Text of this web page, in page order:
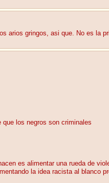
arios gringos, asi que. No es la
los negros son criminales
es alimentar una rueda de
la idea racista al blanco